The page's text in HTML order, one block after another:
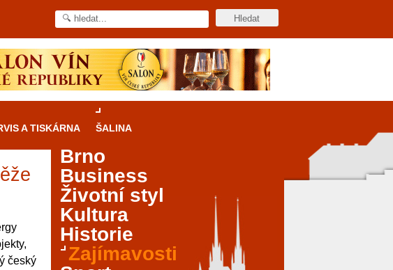
A TISKÁRNA ŠALINA
český
Od
skvělé
ale také
Brno
Business
Životní styl
Kultura
Historie
Zajímavosti